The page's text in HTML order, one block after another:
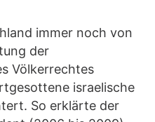
immer noch von
der
Völkerrechtes
israelische
So erklärte der